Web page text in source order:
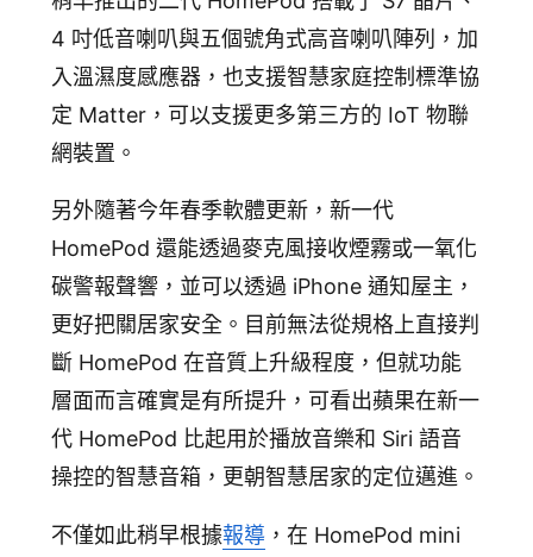
4 吋低音喇叭與五個號角式高音喇叭陣列，加
入溫濕度感應器，也支援智慧家庭控制標準協
定 Matter，可以支援更多第三方的 IoT 物聯
網裝置。
另外隨著今年春季軟體更新，新一代
HomePod 還能透過麥克風接收煙霧或一氧化
碳警報聲響，並可以透過 iPhone 通知屋主，
更好把關居家安全。目前無法從規格上直接判
斷 HomePod 在音質上升級程度，但就功能
層面而言確實是有所提升，可看出蘋果在新一
代 HomePod 比起用於播放音樂和 Siri 語音
操控的智慧音箱，更朝智慧居家的定位邁進。
不僅如此稍早根據報導 ，在 HomePod mini